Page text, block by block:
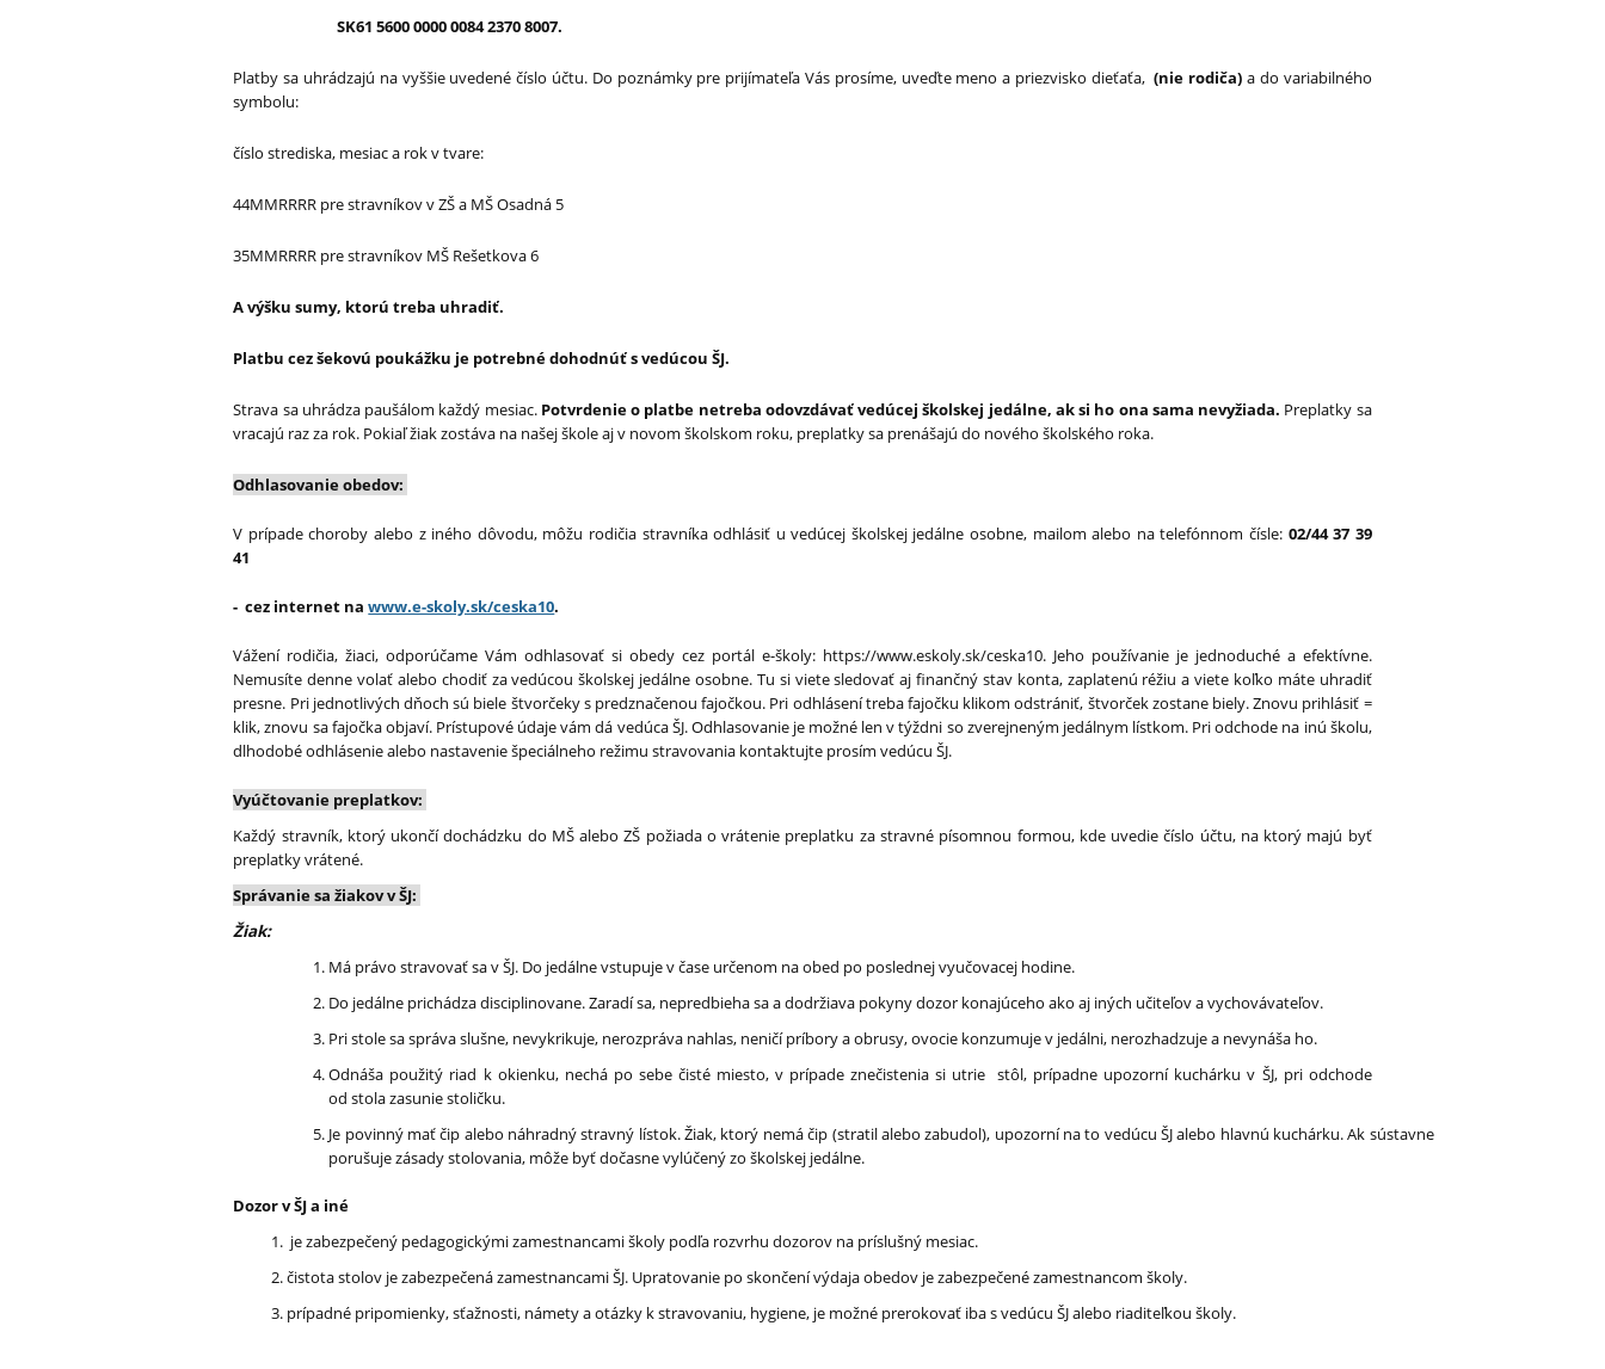
SK61 5600 0000 0084 2370 8007.
Platby sa uhrádzajú na vyššie uvedené číslo účtu. Do poznámky pre prijímateľa Vás prosíme, uveďte meno a priezvisko dieťaťa,(nie rodiča) a do variabilného
symbolu:
číslo strediska, mesiac a rok v tvare:
44MMRRRR pre stravníkov v ZŠ a MŠ Osadná 5
35MMRRRR pre stravníkov MŠ Rešetkova 6
A výšku sumy, ktorú treba uhradiť.
Platbu cez šekovú poukážku je potrebné dohodnúť s vedúcou ŠJ.
Strava sa uhrádza paušálom každý mesiac. Potvrdenie o platbe netreba odovzdávať vedúcej školskej jedálne, ak si ho ona sama nevyžiada. Preplatky sa
vracajú raz za rok. Pokiaľ žiak zostáva na našej škole aj v novom školskom roku, preplatky sa prenášajú do nového školského roka.
Odhlasovanie obedov:
V prípade choroby alebo z iného dôvodu, môžu rodičia stravníka odhlásiť u vedúcej školskej jedálne osobne, mailom alebo na telefónnom čísle: 02/44 37 39
41
- cez internet nawww.e-skoly.sk/ceska10.
Vážení rodičia, žiaci, odporúčame Vám odhlasovať si obedy cez portál e-školy: https://www.eskoly.sk/ceska10. Jeho používanie je jednoduché a efektívne.
Nemusíte denne volať alebo chodiť za vedúcou školskej jedálne osobne. Tu si viete sledovať aj finančný stav konta, zaplatenú réžiu a viete koľko máte uhradiť
presne. Pri jednotlivých dňoch sú biele štvorčeky s predznačenou fajočkou. Pri odhlásení treba fajočku klikom odstrániť, štvorček zostane biely. Znovu prihlásiť =
klik, znovu sa fajočka objaví. Prístupové údaje vám dá vedúca ŠJ. Odhlasovanie je možné len v týždni so zverejneným jedálnym lístkom. Pri odchode na inú školu,
dlhodobé odhlásenie alebo nastavenie špeciálneho režimu stravovania kontaktujte prosím vedúcu ŠJ.
Vyúčtovanie preplatkov:
Každý stravník, ktorý ukončí dochádzku do MŠ alebo ZŠ požiada o vrátenie preplatku za stravné písomnou formou, kde uvedie číslo účtu, na ktorý majú byť
preplatky vrátené.
Správanie sa žiakov v ŠJ:
Žiak:
Má právo stravovať sa v ŠJ. Do jedálne vstupuje v čase určenom na obed po poslednej vyučovacej hodine.
Do jedálne prichádza disciplinovane. Zaradí sa, nepredbieha sa a dodržiava pokyny dozor konajúceho ako aj iných učiteľov a vychovávateľov.
Pri stole sa správa slušne, nevykrikuje, nerozpráva nahlas, neničí príbory a obrusy, ovocie konzumuje v jedálni, nerozhadzuje a nevynáša ho.
Odnáša použitý riad k okienku, nechá po sebe čisté miesto, v prípade znečistenia si utrie stôl, prípadne upozorní kuchárku v ŠJ, pri odchode
od stola zasunie stoličku.
Je povinný mať čip alebo náhradný stravný lístok. Žiak, ktorý nemá čip (stratil alebo zabudol), upozorní na to vedúcu ŠJ alebo hlavnú kuchárku. Ak sústavne
porušuje zásady stolovania, môže byť dočasne vylúčený zo školskej jedálne.
Dozor v ŠJ a iné
1. je zabezpečený pedagogickými zamestnancami školy podľa rozvrhu dozorov na príslušný mesiac.
2. čistota stolov je zabezpečená zamestnancami ŠJ. Upratovanie po skončení výdaja obedov je zabezpečené zamestnancom školy.
3. prípadné pripomienky, sťažnosti, námety a otázky k stravovaniu, hygiene, je možné prerokovať iba s vedúcu ŠJ alebo riaditeľkou školy.